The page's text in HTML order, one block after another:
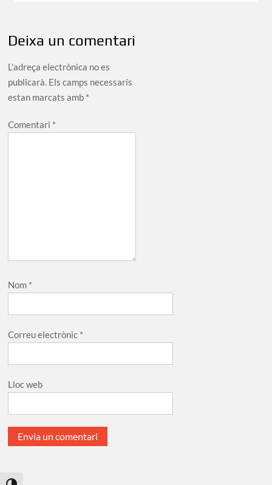
Deixa un comentari
L'adreça electrònica no es
publicarà. Els camps necessaris
estan marcats amb *
Comentari *
Nom *
Correu electrònic *
Lloc web